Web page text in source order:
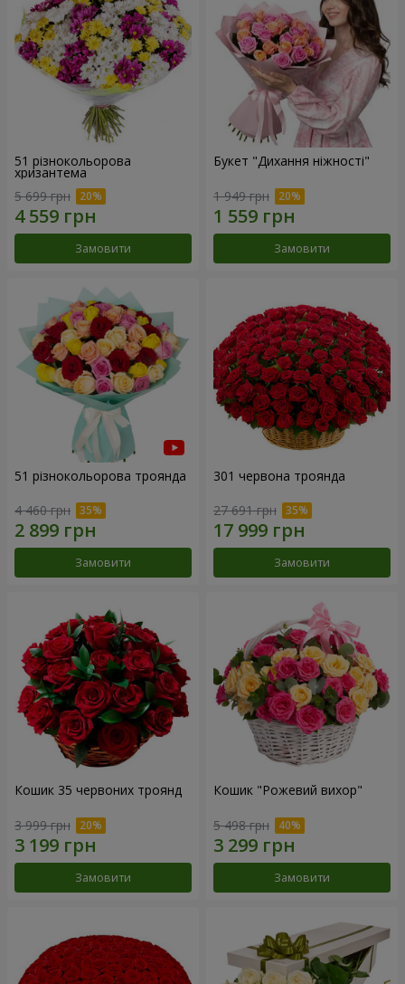
51 різнокольорова
хризантема
5 699 грн
Замовити
Букет "Дихання ніжності"
1 949 грн
Замовити
51 різнокольорова троянда
4 460 грн
Замовити
301 червона троянда
27 691 грн
Замовити
Кошик 35 червоних троянд
3 999 грн
Замовити
Кошик "Рожевий вихор"
5 498 грн
Замовити